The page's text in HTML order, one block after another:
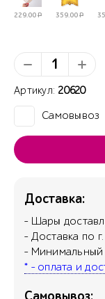
229.00Р 359.00Р
Артикул: 20620
Самовывоз
Доставка:
- Шары
- Доставка по
- Минимальный
* - оплата и
Самовывоз: